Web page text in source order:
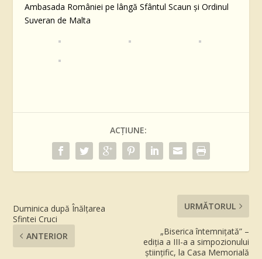
Ambasada României pe lângă Sfântul Scaun și Ordinul
Suveran de Malta
ACȚIUNE:
Duminica după Înălțarea
Sfintei Cruci
ANTERIOR
URMĂTORUL
„Biserica întemnițată” –
ediția a III-a a simpozionului
științific, la Casa Memorială